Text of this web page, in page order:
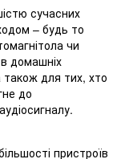
сучасних
– будь то
чи
домашніх
також для тих, хто
до
пристроїв